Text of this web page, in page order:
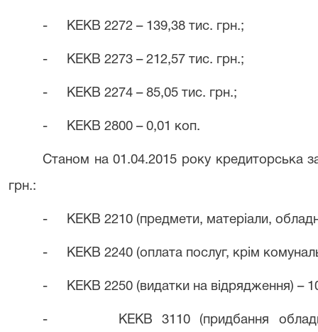
- КЕКВ 2272 – 139,38 тис. грн.;
- КЕКВ 2273 – 212,57 тис. грн.;
- КЕКВ 2274 – 85,05 тис. грн.;
- КЕКВ 2800 – 0,01 коп.
Станом на 01.04.2015 року кредиторська
грн.:
- КЕКВ 2210 (предмети, матеріали,
- КЕКВ 2240 (оплата послуг, крім
- КЕКВ 2250 (видатки на відрядження) –
- КЕКВ 3110 (придбання